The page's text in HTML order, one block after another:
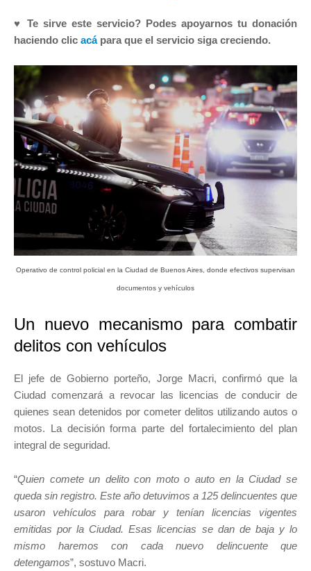
♥ Te sirve este servicio? Podes apoyarnos tu donación
haciendo clic acápara que el servicio siga creciendo.
Operativo de control policial en la Ciudad de Buenos Aires, donde efectivos supervisan
documentos y vehículos
Un nuevo mecanismo para combatir
delitos con vehículos
El jefe de Gobierno porteño, Jorge Macri, confirmó que la
Ciudad comenzará a revocar las licencias de conducir de
quienes sean detenidos por cometer delitos utilizando autos o
motos. La decisión forma parte del fortalecimiento del plan
integral de seguridad.
“Quien comete un delito con moto o auto en la Ciudad se
queda sin registro. Este año detuvimos a 125 delincuentes que
usaron vehículos para robar y tenían licencias vigentes
emitidas por la Ciudad. Esas licencias se dan de baja y lo
mismo haremos con cada nuevo delincuente que
detengamos”, sostuvo Macri.